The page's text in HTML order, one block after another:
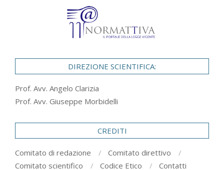
DIREZIONE SCIENTIFICA:
Prof. Avv. Angelo Clarizia
Prof. Avv. Giuseppe Morbidelli
CREDITI
Comitato di redazione
Comitato direttivo
Comitato scientifico
Codice Etico Contatti